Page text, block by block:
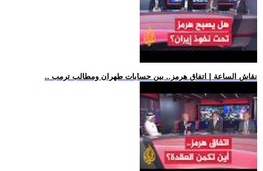
.. نقاش الساعة | اتفاق هرمز.. بين حسابات طهران ومطالب ترمب